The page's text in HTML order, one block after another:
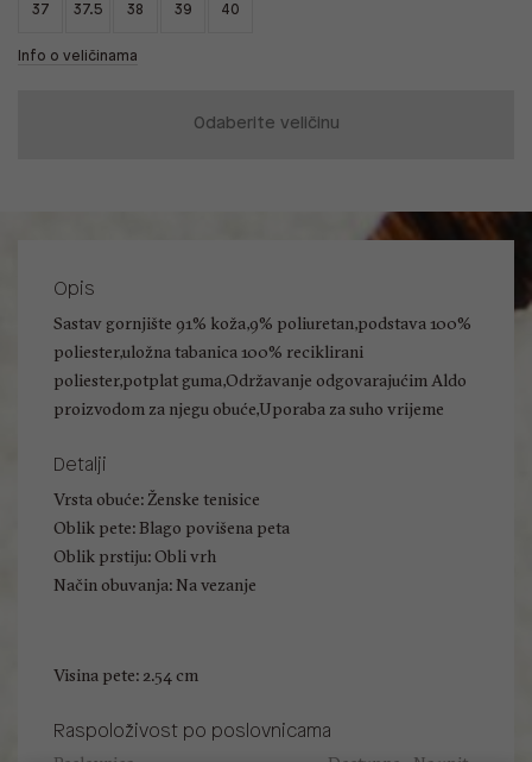
37 37.5 38 39 40
Info o veličinama
Odaberite veličinu
Opis
Sastav gornjište 91% koža,9% poliuretan,podstava 100%
poliester,uložna tabanica 100% reciklirani
poliester,potplat guma,Održavanje odgovarajućim Aldo
proizvodom za njegu obuće,Uporaba za suho vrijeme
Detalji
Vrsta obuće: Ženske tenisice
Oblik pete: Blago povišena peta
Oblik prstiju: Obli vrh
Način obuvanja: Na vezanje
Visina pete: 2.54 cm
Raspoloživost po poslovnicama